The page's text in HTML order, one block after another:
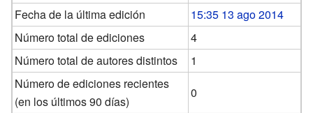
Fecha de la última edición
15:35 13 ago 2014
Número total de ediciones
4
Número total de autores distintos
1
Número de ediciones recientes
(en los últimos 90 días)
0